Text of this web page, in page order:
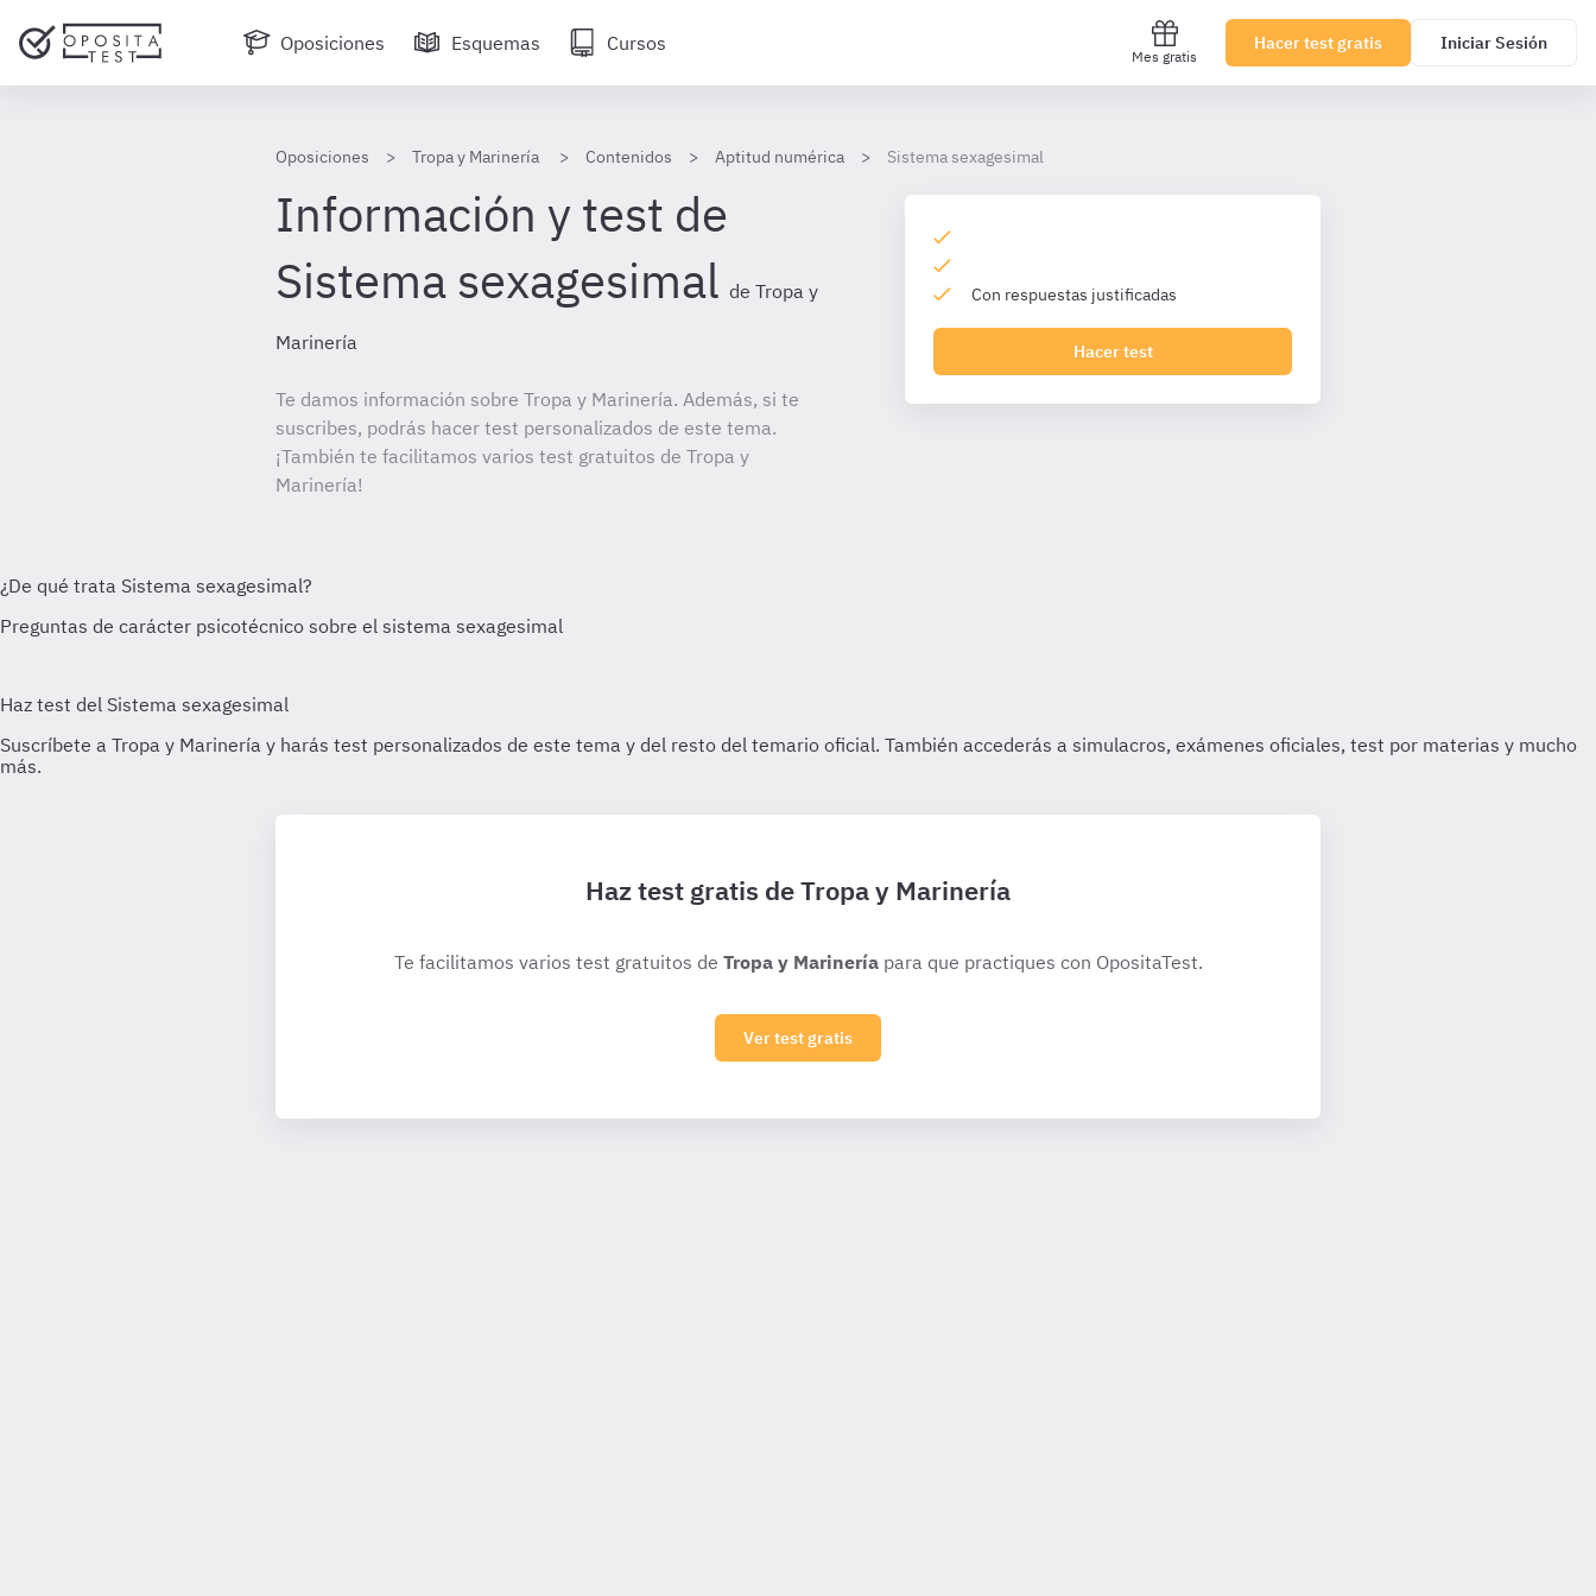
Oposiciones Esquemas Cursos
Mes gratis
Hacer test gratis Iniciar Sesión
Oposiciones Tropa y Marinería Contenidos Aptitud numérica Sistema sexagesimal
Información y test de
Sistema sexagesimal de Tropa y
Marinería
Te damos información sobre Tropa y Marinería. Además, si te
suscribes, podrás hacer test personalizados de este tema.
¡También te facilitamos varios test gratuitos de Tropa y
Marinería!
Con respuestas justificadas
Hacer test
Haz test gratis de Tropa y Marinería
Te facilitamos varios test gratuitos de Tropa y Marineríapara que practiques con OpositaTest.
Ver test gratis